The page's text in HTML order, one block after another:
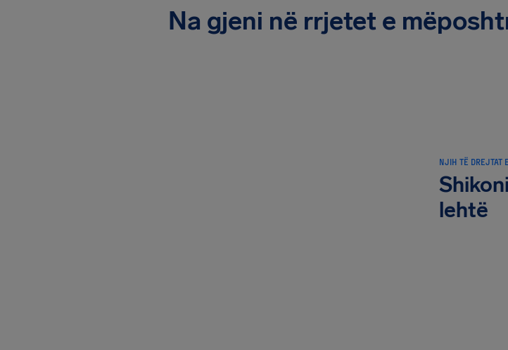
Na gjeni në rrjetet e
NJIH TË DREJTAT
lehtë